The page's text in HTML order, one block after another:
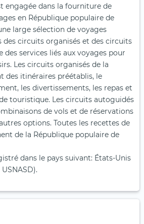
engagée dans la fourniture de
en République populaire de
large sélection de voyages
des circuits organisés et des circuits
des services liés aux voyages pour
Les circuits organisés de la
des itinéraires préétablis, le
les divertissements, les repas et
touristique. Les circuits autoguidés
de vols et de réservations
options. Toutes les recettes de
de la République populaire de
dans le pays suivant: États-Unis